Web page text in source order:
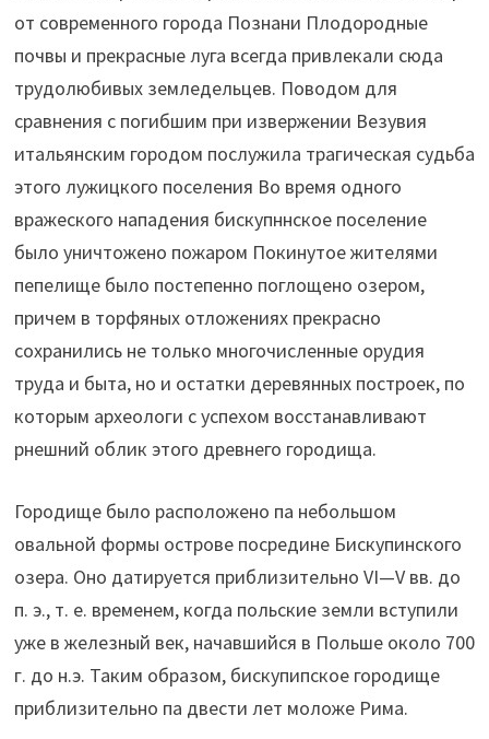
от современного города Познани Плодородные
почвы и прекрасные луга всегда привлекали сюда
трудолюбивых земледельцев. Поводом для
сравнения с погибшим при извержении Везувия
итальянским городом послужила трагическая судьба
этого лужицкого поселения Во время одного
вражеского нападения бискупннское поселение
было уничтожено пожаром Покинутое жителями
пепелище было постепенно поглощено озером,
причем в торфяных отложениях прекрасно
сохранились не только многочисленные орудия
труда и быта, но и остатки деревянных построек, по
которым археологи с успехом восстанавливают
рнешний облик этого древнего городища.
Городище было расположено па небольшом
овальной формы острове посредине Бискупинского
озера. Оно датируется приблизительно VI—V вв. до
п. э., т. е. временем, когда польские земли вступили
уже в железный век, начавшийся в Польше около 700
г. до н.э. Таким образом, бискупипское городище
приблизительно па двести лет моложе Рима.